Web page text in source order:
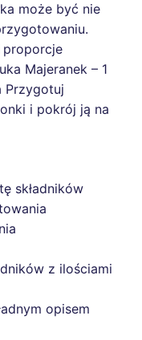
może być nie
proporcje
Majeranek – 1
Przygotuj
i pokrój ją na
składników
z ilościami
opisem